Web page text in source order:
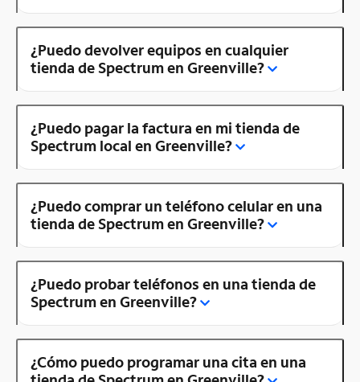
¿Puedo devolver equipos en cualquier
tienda de Spectrum en Greenville?
¿Puedo pagar la factura en mi tienda de
Spectrum local en Greenville?
¿Puedo comprar un teléfono celular en una
tienda de Spectrum en Greenville?
¿Puedo probar teléfonos en una tienda de
Spectrum en Greenville?
¿Cómo puedo programar una cita en una